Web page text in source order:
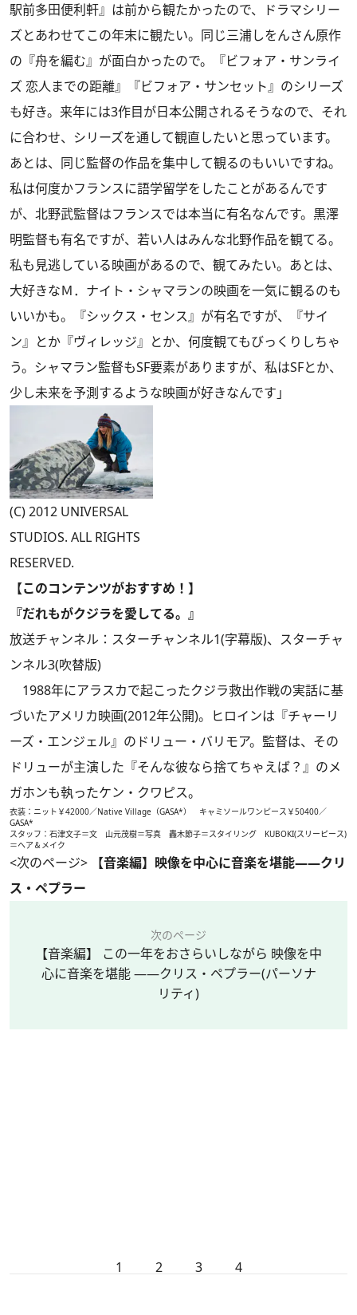
駅前多田便利軒』は前から観たかったので、ドラマシリー
ズとあわせてこの年末に観たい。同じ三浦しをんさん原作
の『舟を編む』が面白かったので。『ビフォア・サンライ
ズ 恋人までの距離』『ビフォア・サンセット』のシリーズ
も好き。来年には3作目が日本公開されるそうなので、それ
に合わせ、シリーズを通して観直したいと思っています。
あとは、同じ監督の作品を集中して観るのもいいですね。
私は何度かフランスに語学留学をしたことがあるんです
が、北野武監督はフランスでは本当に有名なんです。黒澤
明監督も有名ですが、若い人はみんな北野作品を観てる。
私も見逃している映画があるので、観てみたい。あとは、
大好きなＭ．ナイト・シャマランの映画を一気に観るのも
いいかも。『シックス・センス』が有名ですが、『サイ
ン』とか『ヴィレッジ』とか、何度観てもびっくりしちゃ
う。シャマラン監督もSF要素がありますが、私はSFとか、
少し未来を予測するような映画が好きなんです」
(C) 2012 UNIVERSAL
STUDIOS. ALL RIGHTS
RESERVED.
【このコンテンツがおすすめ！】
『だれもがクジラを愛してる。』
放送チャンネル：スターチャンネル1(字幕版)、スターチャ
ンネル3(吹替版)
1988年にアラスカで起こったクジラ救出作戦の実話に基
づいたアメリカ映画(2012年公開)。ヒロインは『チャーリ
ーズ・エンジェル』のドリュー・バリモア。監督は、その
ドリューが主演した『そんな彼なら捨てちゃえば？』のメ
ガホンも執ったケン・クワピス。
衣装：ニット￥42000／Native Village（GASA*） キャミソールワンピース￥50400／
GASA*
スタッフ：石津文子＝文 山元茂樹＝写真 轟木節子＝スタイリング KUBOKI(スリーピース)
＝ヘア＆メイク
<次のページ>
【音楽編】映像を中心に音楽を堪能――クリ
ス・ペプラー
次のページ
【音楽編】 この一年をおさらいしながら 映像を中
心に音楽を堪能 ――クリス・ペプラー(パーソナ
リティ)
1 2 3 4